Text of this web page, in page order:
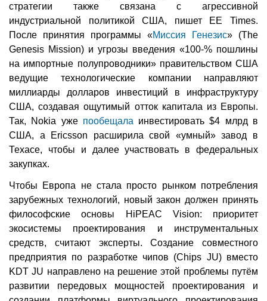
стратегии также связана с агрессивной
индустриальной политикой США, пишет EE Times.
После принятия программы «Миссия Генезис» (The
Genesis Mission) и угрозы введения «100-% пошлины
на импортные полупроводники» правительством США
ведущие технологические компании направляют
миллиарды долларов инвестиций в инфраструктуру
США, создавая ощутимый отток капитала из Европы.
Так, Nokia уже пообещала инвестировать $4 млрд в
США, а Ericsson расширила свой «умный» завод в
Техасе, чтобы и далее участвовать в федеральных
закупках.
Чтобы Европа не стала просто рынком потребления
зарубежных технологий, новый закон должен принять
философские основы HiPEAC Vision: приоритет
экосистемы проектирования и инструментальных
средств, считают эксперты. Создание совместного
предприятия по разработке чипов (Chips JU) вместо
KDT JU направлено на решение этой проблемы путём
развитии передовых мощностей проектирования и